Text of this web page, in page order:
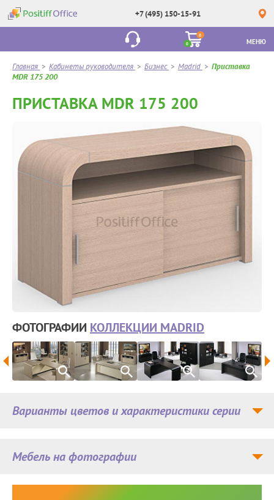
+7 (495) 150-15-91
0
0
МЕНЮ
Главная > Кабинеты руководителя > Бизнес > Madrid > Приставка
MDR 175 200
ПРИСТАВКА MDR 175 200
ФОТОГРАФИИ КОЛЛЕКЦИИ MADRID
Мебель на фотографии
Варианты цветов и характеристики серии